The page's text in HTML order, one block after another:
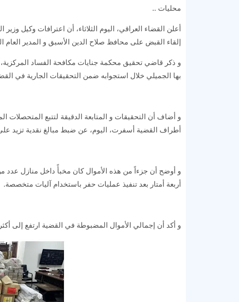
محليات ..
أعلن القضاء العراقي، اليوم الثلاثاء، أن اعترافات وكيل
إلقاء القبض على محافظ صلاح الدين الأسبق و المدير العام
و ذكر قاضي تحقيق محكمة جنايات مكافحة الفساد
بها الجميلي خلال استجوابه ضمن التحقيقات الجارية في
و أضاف أن التحقيقات و المتابعة الدقيقة لتتبع المتحصلات
أطراف القضية أسفرت، اليوم، عن ضبط مبالغ نقدية تزيد على 67 مليار دينار و مليون
و أوضح أن جزءاً من هذه الأموال كان مخبأً داخل منازل عدد
أربعة أمتار بعد تنفيذ عمليات حفر باستخدام آليات متخصصة.
و أكد أن إجمالي الأموال المضبوطة في القضية ارتفع إلى أكثر من 98 مليار دينار و 11